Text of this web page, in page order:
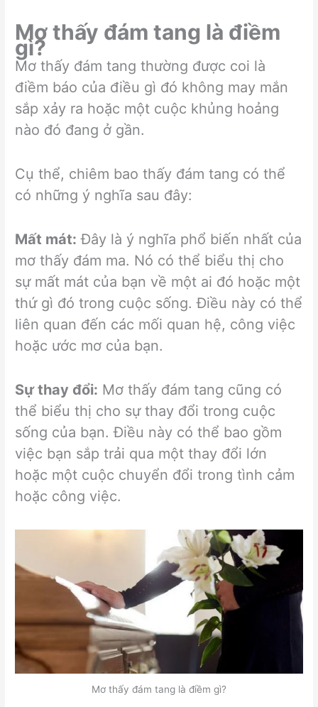
Mơ thấy đám tang là điềm
gì?
Mơ thấy đám tang thường được coi là
điềm báo của điều gì đó không may mắn
sắp xảy ra hoặc một cuộc khủng hoảng
nào đó đang ở gần.
Cụ thể, chiêm bao thấy đám tang có thể
có những ý nghĩa sau đây:
Mất mát: Đây là ý nghĩa phổ biến nhất của
mơ thấy đám ma. Nó có thể biểu thị cho
sự mất mát của bạn về một ai đó hoặc một
thứ gì đó trong cuộc sống. Điều này có thể
liên quan đến các mối quan hệ, công việc
hoặc ước mơ của bạn.
Sự thay đổi: Mơ thấy đám tang cũng có
thể biểu thị cho sự thay đổi trong cuộc
sống của bạn. Điều này có thể bao gồm
việc bạn sắp trải qua một thay đổi lớn
hoặc một cuộc chuyển đổi trong tình cảm
hoặc công việc.
Mơ thấy đám tang là điềm gì?